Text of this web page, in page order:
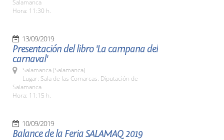
Salamanca
Hora: 11:30 h.
13/09/2019
Presentación del libro 'La campana del
carnaval'
Salamanca (Salamanca)
Lugar: Sala de las Comarcas. Diputación de
Salamanca
Hora: 11:15 h.
10/09/2019
Balance de la Feria SALAMAQ 2019